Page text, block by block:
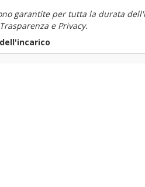
garantite per tutta la durata
e Privacy.